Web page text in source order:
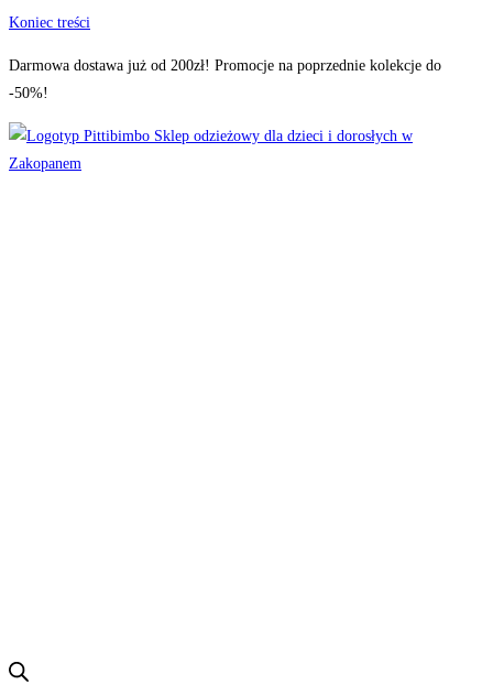
Koniec treści
Darmowa dostawa już od 200zł! Promocje na poprzednie kolekcje do
-50%!